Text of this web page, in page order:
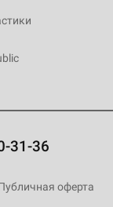
31-36
оферта